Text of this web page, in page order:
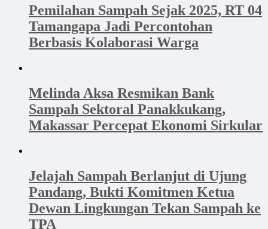
Pemilahan Sampah Sejak 2025, RT 04
Tamangapa Jadi Percontohan
Berbasis Kolaborasi Warga
Melinda Aksa Resmikan Bank
Sampah Sektoral Panakkukang,
Makassar Percepat Ekonomi Sirkular
Jelajah Sampah Berlanjut di Ujung
Pandang, Bukti Komitmen Ketua
Dewan Lingkungan Tekan Sampah ke
TPA